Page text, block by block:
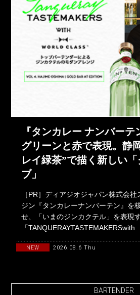
『タンカレー ナンバー
グリーンと赤で表現。静
レイ緑茶”で描く新しい
ブ」
［PR］ディアジオジャパン株式会
ジン『タンカレーナンバーテン』を
せ、「いまのジンカクテル」を表現
「TANQUERAYTASTEMAKERSwith
NEW 2026.08.6 Thu
BARTENDER